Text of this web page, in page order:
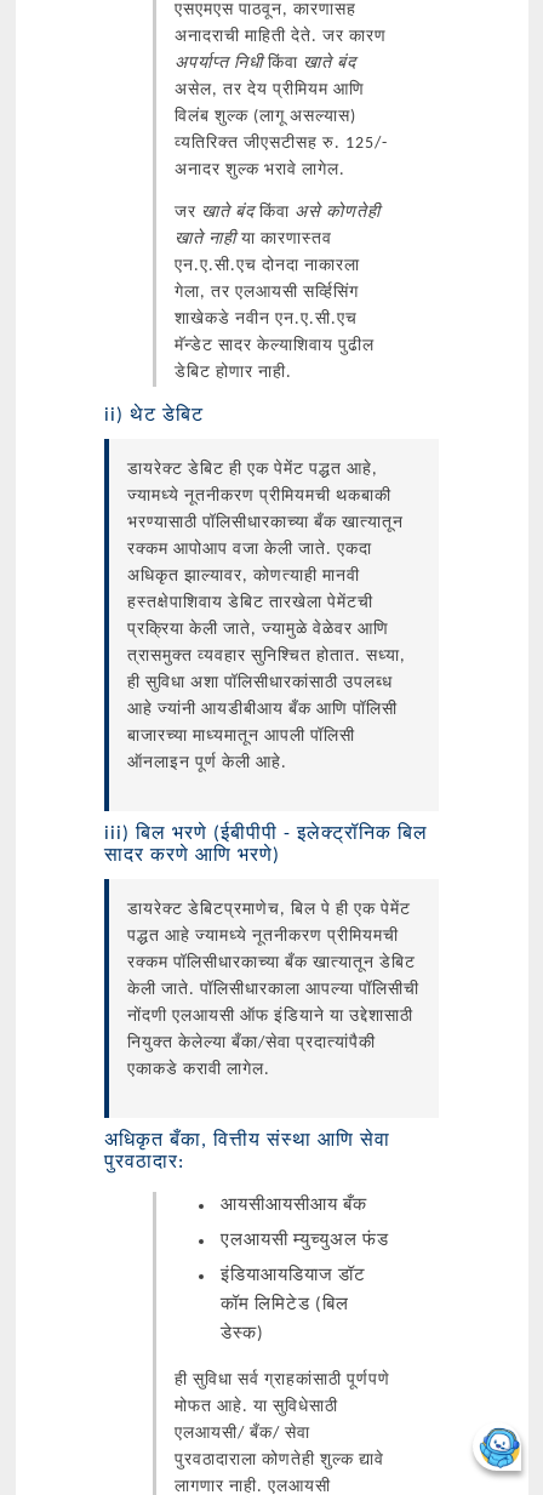
एसएमएस पाठवून, कारणासह
अनादराची माहिती देते. जर कारण
अपर्याप्त निधीकिंवा खाते बंद
असेल, तर देय प्रीमियम आणि
विलंब शुल्क (लागू असल्यास)
व्यतिरिक्त जीएसटीसह रु. 125/-
अनादर शुल्क भरावे लागेल.
जर खाते बंदकिंवा असे कोणतेही
खाते नाहीया कारणास्तव
एन.ए.सी.एच दोनदा नाकारला
गेला, तर एलआयसी सर्व्हिसिंग
शाखेकडे नवीन एन.ए.सी.एच
मॅन्डेट सादर केल्याशिवाय पुढील
डेबिट होणार नाही.
ii) थेट डेबिट
डायरेक्ट डेबिट ही एक पेमेंट पद्धत आहे,
ज्यामध्ये नूतनीकरण प्रीमियमची थकबाकी
भरण्यासाठी पॉलिसीधारकाच्या बँक खात्यातून
रक्कम आपोआप वजा केली जाते. एकदा
अधिकृत झाल्यावर, कोणत्याही मानवी
हस्तक्षेपाशिवाय डेबिट तारखेला पेमेंटची
प्रक्रिया केली जाते, ज्यामुळे वेळेवर आणि
त्रासमुक्त व्यवहार सुनिश्चित होतात. सध्या,
ही सुविधा अशा पॉलिसीधारकांसाठी उपलब्ध
आहे ज्यांनी आयडीबीआय बँक आणि पॉलिसी
बाजारच्या माध्यमातून आपली पॉलिसी
ऑनलाइन पूर्ण केली आहे.
iii) बिल भरणे (ईबीपीपी - इलेक्ट्रॉनिक बिल
सादर करणे आणि भरणे)
डायरेक्ट डेबिटप्रमाणेच, बिल पे ही एक पेमेंट
पद्धत आहे ज्यामध्ये नूतनीकरण प्रीमियमची
रक्कम पॉलिसीधारकाच्या बँक खात्यातून डेबिट
केली जाते. पॉलिसीधारकाला आपल्या पॉलिसीची
नोंदणी एलआयसी ऑफ इंडियाने या उद्देशासाठी
नियुक्त केलेल्या बँका/सेवा प्रदात्यांपैकी
एकाकडे करावी लागेल.
अधिकृत बँका, वित्तीय संस्था आणि सेवा
पुरवठादार:
आयसीआयसीआय बँक
एलआयसी म्युच्युअल फंड
इंडियाआयडियाज डॉट
कॉम लिमिटेड (बिल
डेस्क)
ही सुविधा सर्व ग्राहकांसाठी पूर्णपणे
मोफत आहे. या सुविधेसाठी
एलआयसी/ बँक/ सेवा
पुरवठादाराला कोणतेही शुल्क द्यावे
लागणार नाही. एलआयसी